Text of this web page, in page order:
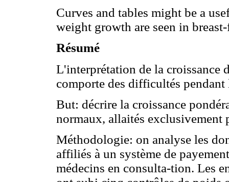
Curves and tables might be a
weight growth are seen in
Résumé
L'interprétation de la croissance
comporte des difficultés
But: décrire la croissance
normaux, allaités exclusivement
Méthodologie: on analyse les
affiliés à un système de
médecins en consulta-tion. Les